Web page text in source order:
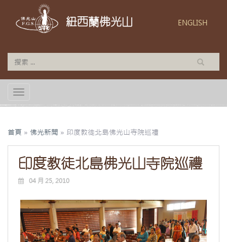
紐西蘭佛光山 ENGLISH
TOGGLE NAVIGATION
首頁 » 佛光新聞 » 印度教徒北島佛光山寺院巡禮
印度教徒北島佛光山寺院巡禮
04 月 25, 2010